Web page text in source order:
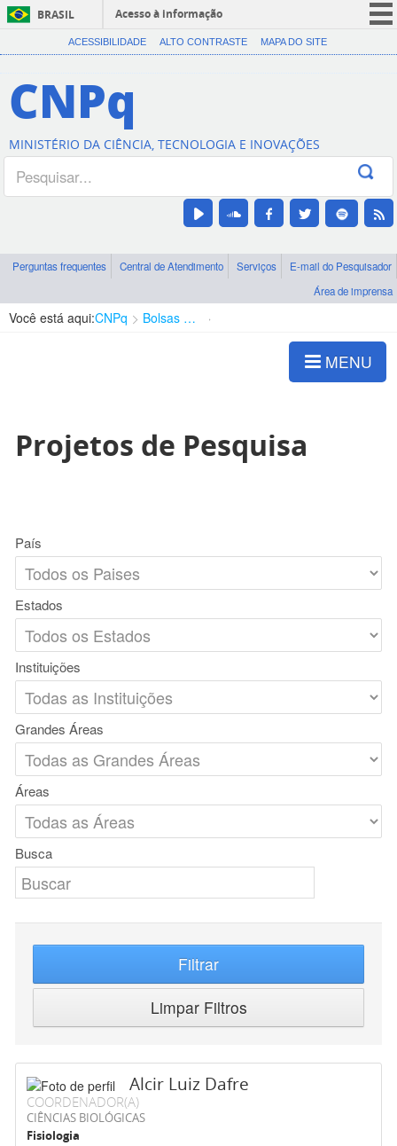
BRASIL
Acesso à informação
CORONAVÍRUS (COVID-19)
Canais
ACESSIBILIDADE ALTO CONTRASTE MAPA DO SITE
CNPq
MINISTÉRIO DA CIÊNCIA, TECNOLOGIA E INOVAÇÕES
Perguntas frequentes Central de Atendimento Serviços
E-mail do Pesquisador
Área de imprensa
Você está aqui:CNPq Bolsas e Auxílios Vigentes
MENU
Projetos de Pesquisa
País
Estados
Instituições
Grandes Áreas
Áreas
Busca
Filtrar
Limpar Filtros
Alcir Luiz Dafre
COORDENADOR(A)
CIÊNCIAS BIOLÓGICAS
Fisiologia